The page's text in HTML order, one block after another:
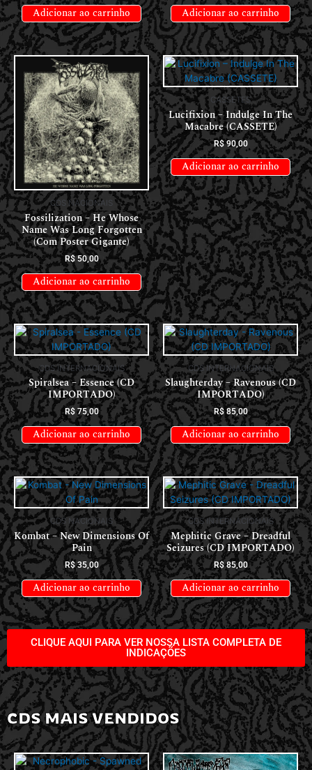
Adicionar ao carrinho Adicionar ao carrinho
CDS NACIONAIS
Fossilization – He Whose
Name Was Long Forgotten
(Com Poster Gigante)
R$50,00
Adicionar ao carrinho
CASSETES
Lucifixion – Indulge In The
Macabre (CASSETE)
R$90,00
Adicionar ao carrinho
CDS INTERNACIONAIS
Spiralsea – Essence (CD
IMPORTADO)
R$75,00
Adicionar ao carrinho
CDS INTERNACIONAIS
Slaughterday – Ravenous (CD
IMPORTADO)
R$85,00
Adicionar ao carrinho
CDS NACIONAIS
Kombat – New Dimensions Of
Pain
R$35,00
Adicionar ao carrinho
CDS INTERNACIONAIS
Mephitic Grave – Dreadful
Seizures (CD IMPORTADO)
R$85,00
Adicionar ao carrinho
CLIQUE AQUI PARA VER NOSSA LISTA COMPLETA DE
INDICAÇÕES
CDS MAIS VENDIDOS